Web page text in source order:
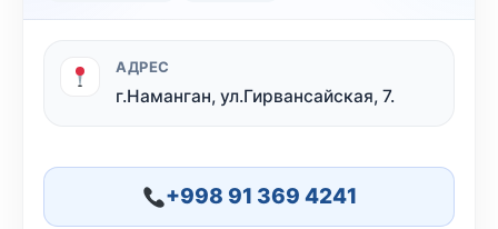
АДРЕС
г.Наманган, ул.Гирвансайская, 7.
+998 91 369 4241